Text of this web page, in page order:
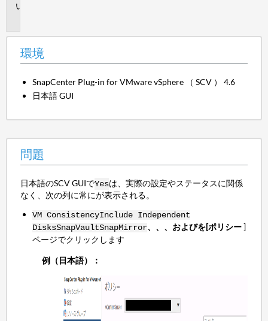
環境
SnapCenter Plug-in for VMware vSphere （ SCV ） 4.6
日本語 GUI
問題
日本語のSCV GUIでYesは、実際の設定やステータスに関係
なく、次の列に常にが表示される。
VM ConsistencyInclude Independent
DisksSnapVaultSnapMirror、、、およびを[ポリシー]
ページでクリックします
例（日本語）：